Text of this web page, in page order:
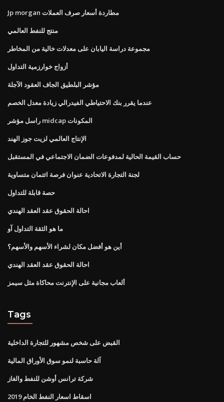
Jp morgan مطاردة أسعار صرف العملات
منتج للنفط العالمي
مجموعة دراسة اليابان على معدلات خالية من المخاطر
أزواج خوارزمية التداول
مؤشر البلطيق الجاف العقود الآجلة
عندما يقرر بنك الاحتياطي الفيدرالي زيادة معدل الخصم
راسل مؤشر midcap المكونات
الإنتاج العالمي لزيت جوز الهند
حساب القيمة الحالية لمدفوعات الضمان الاجتماعي في المستقبل
لجنة التجارة الاتحادية عنوان فرصة ائتمان متساوية
حصة قابلة للتداول
احالة الحقوق عقد العقد الهندي
ما هو الثقة التداول آو
أين هو أفضل مكان لشراء الأسهم والأسهم؟
احالة الحقوق عقد العقد الهندي
ألعاب مجانية على الإنترنت محاكاة مثل سيمز
Tags
القبض على شخص مشهور للتجارة الداخلية
آلة حاسبة لنمو سوق الأوراق المالية
شركة ترانس أوشن للنفط والغاز
اسقاط اسعار النفط الخام 2019